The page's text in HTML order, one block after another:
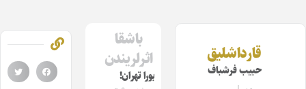
قارداشلیق
حبیب فرشباف
باشقا
اثرلریندن
بورا تهران!